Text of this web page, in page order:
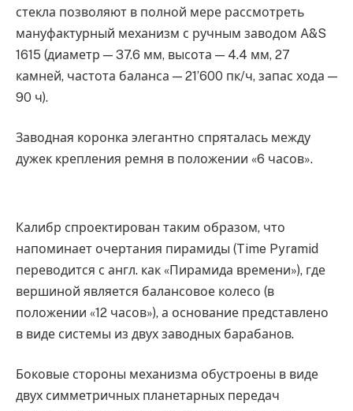
стекла позволяют в полной мере рассмотреть
мануфактурный механизм с ручным заводом A&S
1615 (диаметр — 37.6 мм, высота — 4.4 мм, 27
камней, частота баланса — 21’600 пк/ч, запас хода —
90 ч).
Заводная коронка элегантно спряталась между
дужек крепления ремня в положении «6 часов».
Калибр спроектирован таким образом, что
напоминает очертания пирамиды (Time Pyramid
переводится с англ. как «Пирамида времени»), где
вершиной является балансовое колесо (в
положении «12 часов»), а основание представлено
в виде системы из двух заводных барабанов.
Боковые стороны механизма обустроены в виде
двух симметричных планетарных передач